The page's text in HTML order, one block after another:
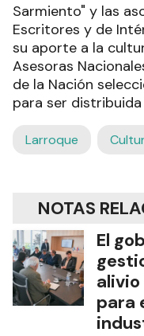
Sarmiento" y las
Escritores y de
su aporte a la
Asesoras
de la Nación
para ser
Larroque
NOTAS
El
para